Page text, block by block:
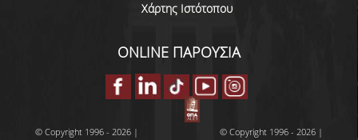
ΠΟΛΙΤΙΚΗ ΠΟΙΟΤΗΤΑΣ
ΔΙΑΔΙΚΑΣΙΑ ΔΙΑΧΕΙΡΙΣΗΣ ΠΑΡΑΠΟΝΩΝ
ΔΕΔΟΜΕΝΑ ΠΟΙΟΤΗΤΑΣ
Χάρτης Ιστότοπου
ONLINE ΠΑΡΟΥΣΙΑ
© Copyright 1996 - 2026 | © Copyright 1996 - 2026 |